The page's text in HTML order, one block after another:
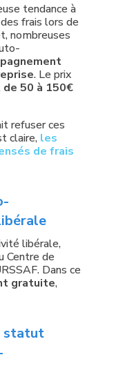
tendance à
frais lors de
nombreuses
. Le prix
de 50 à 150€
refuser ces
claire, les
de frais
libérale,
Centre de
Dans ce
gratuite,
statut